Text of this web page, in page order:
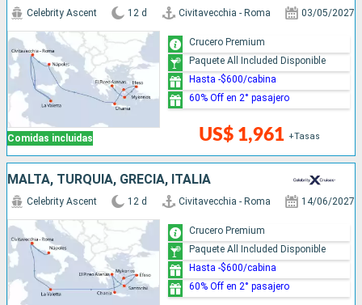
Comidas incluidas
Celebrity Ascent 12 d Civitavecchia - Roma 03/05/2027
US$ 1,961 +Tasas
Crucero Premium
Paquete All Included Disponible
Hasta -$600/cabina
60% Off en 2° pasajero
MALTA, TURQUÍA, GRECIA, ITALIA
Celebrity Ascent 12 d Civitavecchia - Roma 14/06/2027
Crucero Premium
Paquete All Included Disponible
Hasta -$600/cabina
60% Off en 2° pasajero